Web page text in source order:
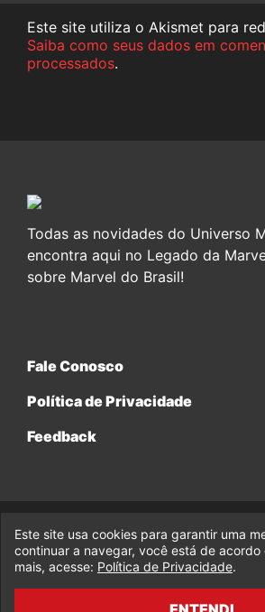
Este site utiliza o Akismet para
Saiba como seus dados em
processados.
Todas as novidades do Universo
encontra aqui no Legado da
sobre Marvel do Brasil!
Fale Conosco
Política de Privacidade
Feedback
© 2017-2026 Legado da Marvel, uma
Enterprises.
fabiolobo
Este site usa cookies para garantir uma
continuar a navegar, você está de acordo
mais, acesse: Política de Privacidade.